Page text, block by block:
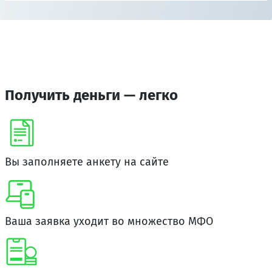
Получить деньги — легко
Вы заполняете анкету на сайте
Ваша заявка уходит во множество МФО